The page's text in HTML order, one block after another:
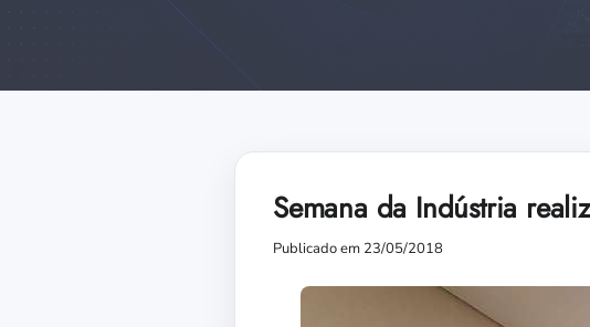
Semana da Indústria
Publicado em 23/05/2018